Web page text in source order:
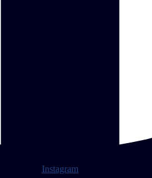
Instagram